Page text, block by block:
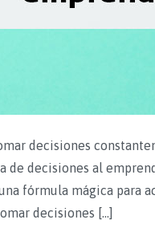
decisiones
de decisiones al
fórmula mágica para
decisiones […]